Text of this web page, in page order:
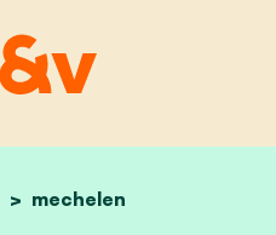
homemechelen
standpunten